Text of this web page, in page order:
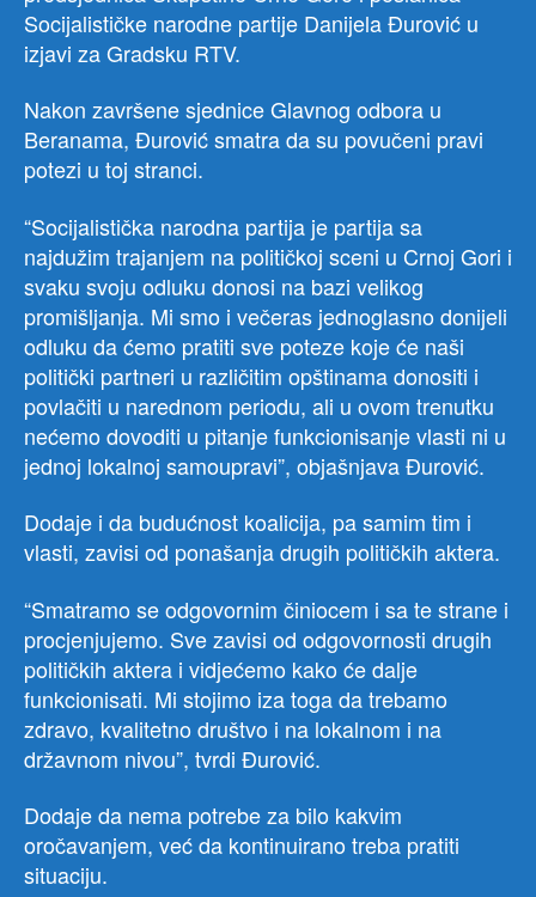
Socijalističke narodne partije Danijela Đurović u
izjavi za Gradsku RTV.
Nakon završene sjednice Glavnog odbora u
Beranama, Đurović smatra da su povučeni pravi
potezi u toj stranci.
“Socijalistička narodna partija je partija sa
najdužim trajanjem na političkoj sceni u Crnoj Gori i
svaku svoju odluku donosi na bazi velikog
promišljanja. Mi smo i večeras jednoglasno donijeli
odluku da ćemo pratiti sve poteze koje će naši
politički partneri u različitim opštinama donositi i
povlačiti u narednom periodu, ali u ovom trenutku
nećemo dovoditi u pitanje funkcionisanje vlasti ni u
jednoj lokalnoj samoupravi”, objašnjava Đurović.
Dodaje i da budućnost koalicija, pa samim tim i
vlasti, zavisi od ponašanja drugih političkih aktera.
“Smatramo se odgovornim činiocem i sa te strane i
procjenjujemo. Sve zavisi od odgovornosti drugih
političkih aktera i vidjećemo kako će dalje
funkcionisati. Mi stojimo iza toga da trebamo
zdravo, kvalitetno društvo i na lokalnom i na
državnom nivou”, tvrdi Đurović.
Dodaje da nema potrebe za bilo kakvim
oročavanjem, već da kontinuirano treba pratiti
situaciju.